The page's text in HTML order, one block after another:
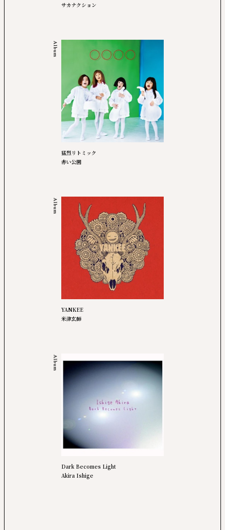
サカナクション
猛烈リトミック
赤い公園
Album
YANKEE
米津玄師
Album
Dark Becomes Light
Akira Ishige
Album